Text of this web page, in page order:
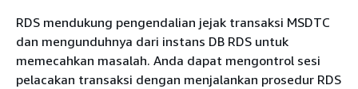
RDS mendukung pengendalian jejak transaksi MSDTC
dan mengunduhnya dari instans DB RDS untuk
memecahkan masalah. Anda dapat mengontrol sesi
pelacakan transaksi dengan menjalankan prosedur RDS